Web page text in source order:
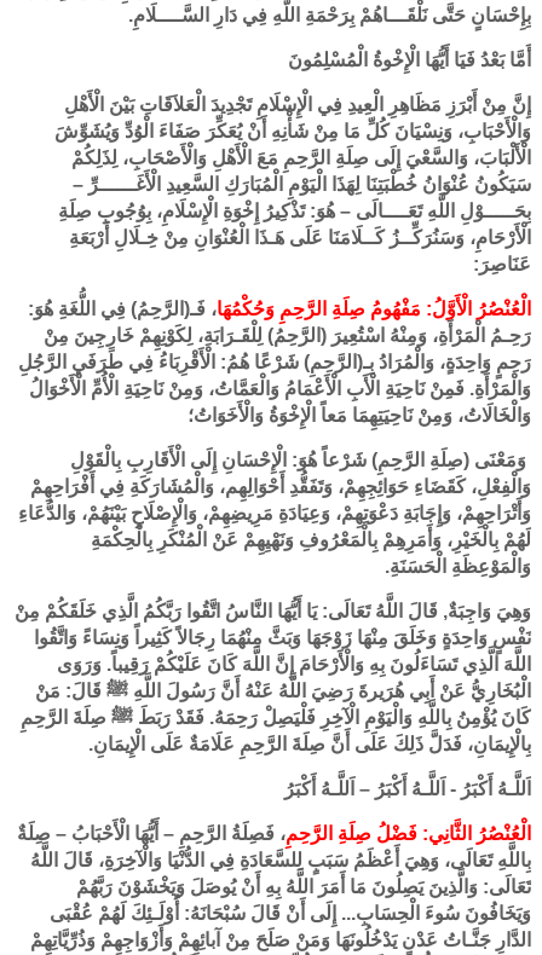
بِإِحْسَانٍ حَتَّى نَلْقَـــاهُمْ بِرَحْمَةِ اللَّهِ فِي دَارِ السَّــــلَامِ.
أَمَّا بَعْدُ فَيَا أَيُّهَا الْإِخْوةُ الْمُسْلِمُونَ
إِنَّ مِنْ أَبْرَزِ مَظَاهِرِ الْعِيدِ فِي الْإِسْلَامِ تَجْدِيدَ الْعَلاَقَاتِ بَيْنَ الْأَهْلِ
وَالْأَحْبَابِ، وَنِسْيَانَ كُلِّ مَا مِنْ شَأْنِهِ أَنْ يُعَكِّرَ صَفَاءَ الْوُدِّ وَيُشَوِّشَ
الْأَلْبَابَ، وَالسَّعْيَ إِلَى صِلَةِ الرَّحِمِ مَعَ الْأَهْلِ وَالْأَصْحَابِ، لِذَلِكُمْ
سَيَكُونُ عُنْوَانُ خُطْبَتِنَا لِهَذَا الْيَوْمِ الْمُبَارَكِ السَّعِيدِ الْأَغَــــــرِّ –
بِحَـــــوْلِ اللَّهِ تَعَــــالَى – هُوَ: تَذْكِيرُ إِخْوَةِ الْإِسْلَامِ، بِوُجُوبِ صِلَةِ
الْأَرْحَامِ، وَسَنُرَكِّــزُ كَــلَامَنَا عَلَى هَـذَا الْعُنْوَانِ مِنْ خِـلَالِ أَرْبَعَةِ
عَنَاصِرَ:
الْعُنْصُرُ الْأَوَّلُ: مَفْهُومُ صِلَةِ الرَّحِمِ وَحُكْمُهَا، فَـ(الرَّحِمُ) فِي اللُّغَةِ هُوَ:
رَحِـمُ الْمَرْأَةِ، وَمِنْهُ اسْتُعِيرَ (الرَّحِمُ) لِلْقَـرَابَةِ، لِكَوْنِهِمْ خَارِجِينَ مِنْ
رَحِمٍ وَاحِدَةٍ، وَالْمُرَادُ بِـ(الرَّحِمِ) شَرْعًا هُمُ: الْأَقْرِبَاءُ فِي طَرَفَيِ الرَّجُلِ
وَالْمَرْأَةِ. فَمِنْ نَاحِيَةِ الْأَبِ الْأَعْمَامُ وَالْعَمَّاتُ، وَمِنْ نَاحِيَةِ الْأُمِّ الْأَخْوَالُ
وَالْخَالَاتُ، وَمِنْ نَاحِيَتِهِمَا مَعاً الْإِخْوَةُ وَالْأَخَوَاتُ؛
وَمَعْنَى (صِلَةِ الرَّحِمِ) شَرْعاً هُوَ: الْإِحْسَانِ إِلَى الْأَقَارِبِ بِالْقَوْلِ
وَالْفِعْلِ، كَقَضَاءِ حَوَائِجِهِمْ، وَتَفَقُّدِ أَحْوَالِهِم، وَالْمُشَارَكَةِ فِي أَفْرَاحِهِمْ
وَأَتْرَاحِهِمْ، وَإِجَابَةِ دَعْوَتِهِمْ، وَعِيَادَةِ مَرِيضِهِمْ، وَالْإِصْلَاحِ بَيْنَهُمْ، وَالدُّعَاءِ
لَهُمْ بِالْخَيْرِ، وَأَمَرِهِمْ بِالْمَعْرُوفِ وَنَهْيِهِمْ عَنْ الْمُنْكَرِ بِالْحِكْمَةِ
وَالْمَوْعِظَةِ الْحَسَنَةِ.
وَهِيَ وَاجِبَةٌ, قَالَ اللَّهُ تَعَالَى: يَا أَيُّهَا النَّاسُ اتَّقُوا رَبَّكُمُ الَّذِي خَلَقَكُمْ مِنْ
نَفْسٍ وَاحِدَةٍ وَخَلَقَ مِنْهَا زَوْجَهَا وَبَثَّ مِنْهُمَا رِجَالاً كَثِيراً وَنِسَاءً وَاتَّقُوا
اللَّهَ الَّذِي تَسَاءَلُونَ بِهِ وَالْأَرْحَامَ إِنَّ اللَّهَ كَانَ عَلَيْكُمْ رَقِيباً. وَرَوَى
الْبُخَارِيُّ عَنْ أَبِي هُرَيرةَ رَضِيَ اللَّهُ عَنْهُ أَنَّ رَسُولَ اللَّهِ ﷺ قَالَ: مَنْ
كَانَ يُؤْمِنُ بِاللَّهِ وَالْيَوْمِ الْآخِرِ فَلْيَصِلْ رَحِمَهُ. فَقَدْ رَبَطَ ﷺ صِلَةَ الرَّحِمِ
بِالْإِيمَانِ، فَدَلَّ ذَلِكَ عَلَى أَنَّ صِلَةَ الرَّحِمِ عَلَامَةٌ عَلَى الْإِيمَانِ.
اَللَّـهُ أَكْبَرُ - اَللَّـهُ أَكْبَرُ – اَللَّـهُ أَكْبَرُ
الْعُنْصُرُ الثَّانِي: فَضْلُ صِلَةِ الرَّحِمِ، فَصِلَةُ الرَّحِمِ – أَيُّهَا الْأَحْبَابُ – صِلَةٌ
بِاللَّهِ تَعَالَى، وَهِيَ أَعْظَمُ سَبَبٍ لِلسَّعَادَةِ فِي الدُّنْيَا وَالْآخِرَةِ، قَالَ اللَّهُ
تَعَالَى: وَالَّذِينَ يَصِلُونَ مَا أَمَرَ اللَّهُ بِهِ أَنْ يُوصَلَ وَيَخْشَوْنَ رَبَّهُمْ
وَيَخَافُونَ سُوءَ الْحِسَابِ... إِلَى أَنْ قَالَ سُبْحَانَهُ: أُوْلَـئِكَ لَهُمْ عُقْبَى
الدَّارِ جَنَّـاتُ عَدْنٍ يَدْخُلُونَهَا وَمَنْ صَلَحَ مِنْ آبائِهِمْ وَأَزْوَاجِهِمْ وَذُرِّيَّاتِهِمْ